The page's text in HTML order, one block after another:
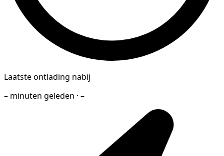
Laatste ontlading nabij
– minuten geleden · –